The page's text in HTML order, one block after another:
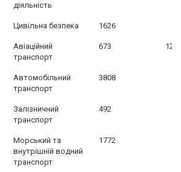
діяльність
Цивільна безпека 1626
Авіаційний
транспорт
673
Автомобільний
транспорт
3808
Залізничний
транспорт
492
Морський та
внутрішній водний
транспорт
1772